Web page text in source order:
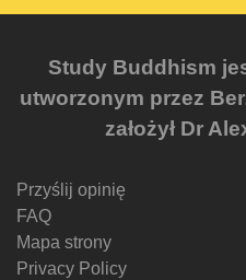
Study Buddhism
utworzonym przez
założył Dr
Przyślij opinię
FAQ
Mapa strony
Privacy Policy